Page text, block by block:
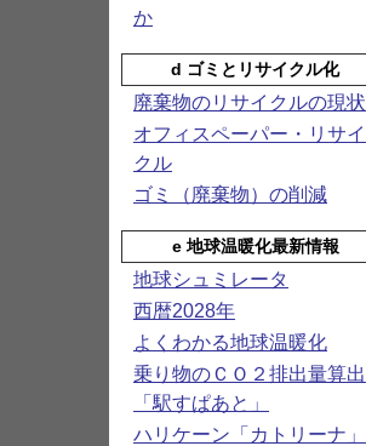
か
d ゴミとリサイクル化
廃棄物のリサイクルの現状
オフィスペーパー・リサイ
クル
ゴミ（廃棄物）の削減
e 地球温暖化最新情報
地球シュミレータ
西暦2028年
よくわかる地球温暖化
乗り物のＣＯ２排出量算出
「駅すぱあと」
ハリケーン「カトリーナ」